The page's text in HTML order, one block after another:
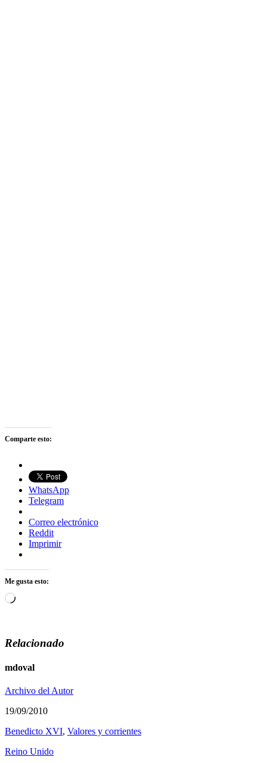
Comparte esto:
WhatsApp
Telegram
Correo electrónico
Reddit
Imprimir
Me gusta esto:
Cargando...
Relacionado
mdoval
Archivo del Autor
19/09/2010
Benedicto XVI, Valores y corrientes
Reino Unido